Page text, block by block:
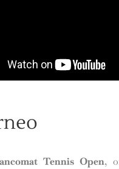
Tennis Open,